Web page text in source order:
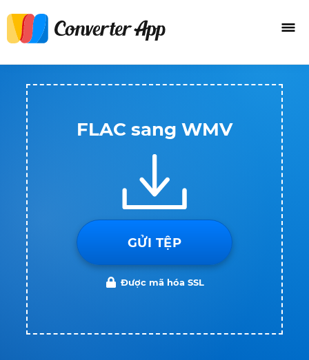
FLAC sang WMV
GỬI TỆP
Được mã hóa SSL